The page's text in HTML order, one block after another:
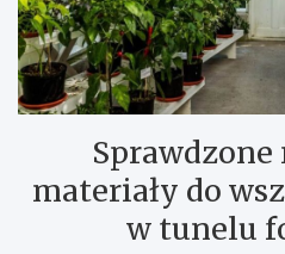
materiały do
w tunelu